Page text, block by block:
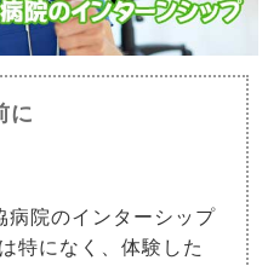
に
病院のインターシップ
特になく、体験した